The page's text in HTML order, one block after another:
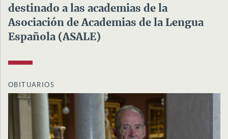
destinado a las academias de la
Asociación de Academias de la Lengua
Española (ASALE)
OBITUARIOS